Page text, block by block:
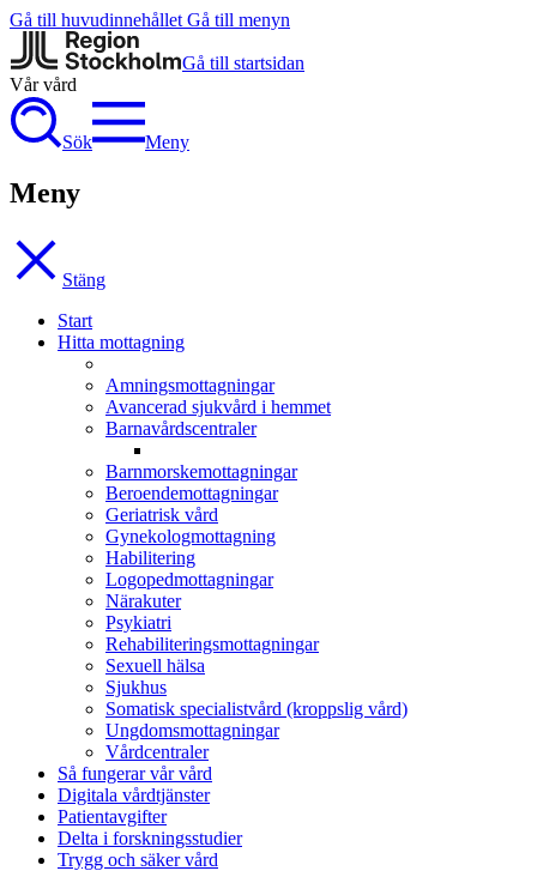
Gå till huvudinnehållet Gå till menyn
Gå till startsidan
Vår vård
Sök Meny
Meny
Stäng
Start
Hitta mottagning
Amningsmottagningar
Avancerad sjukvård i hemmet
Barnavårdscentraler
Barnmorskemottagningar
Beroendemottagningar
Geriatrisk vård
Gynekologmottagning
Habilitering
Logopedmottagningar
Närakuter
Psykiatri
Rehabiliteringsmottagningar
Sexuell hälsa
Sjukhus
Somatisk specialistvård (kroppslig vård)
Ungdomsmottagningar
Vårdcentraler
Så fungerar vår vård
Digitala vårdtjänster
Patientavgifter
Delta i forskningsstudier
Trygg och säker vård